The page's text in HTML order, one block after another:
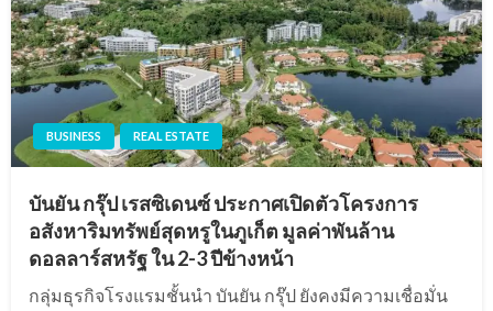
BUSINESS REAL ESTATE
บันยัน กรุ๊ป เรสซิเดนซ์ ประกาศเปิดตัวโครงการ
อสังหาริมทรัพย์สุดหรูในภูเก็ต มูลค่าพันล้าน
ดอลลาร์สหรัฐ ใน 2-3 ปีข้างหน้า
กลุ่มธุรกิจโรงแรมชั้นนำ บันยัน กรุ๊ป ยังคงมีความเชื่อมั่น